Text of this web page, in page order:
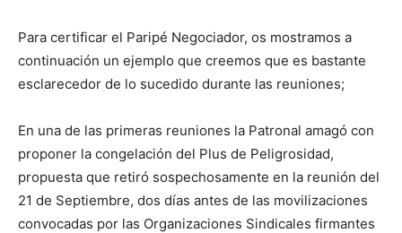
Para certificar el Paripé Negociador, os mostramos a
continuación un ejemplo que creemos que es bastante
esclarecedor de lo sucedido durante las reuniones;
En una de las primeras reuniones la Patronal amagó con
proponer la congelación del Plus de Peligrosidad,
propuesta que retiró sospechosamente en la reunión del
21 de Septiembre, dos días antes de las movilizaciones
convocadas por las Organizaciones Sindicales firmantes